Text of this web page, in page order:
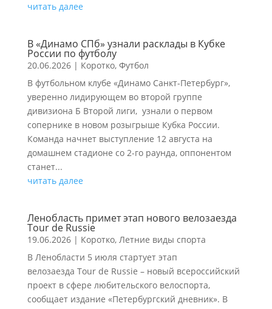
читать далее
В «Динамо СПб» узнали расклады в Кубке
России по футболу
20.06.2026| Коротко, Футбол
В футбольном клубе «Динамо Санкт-Петербург»,
уверенно лидирующем во второй группе
дивизиона Б Второй лиги, узнали о первом
сопернике в новом розыгрыше Кубка России.
Команда начнет выступление 12 августа на
домашнем стадионе со 2-го раунда, оппонентом
станет...
читать далее
Ленобласть примет этап нового велозаезда
Tour de Russie
19.06.2026| Коротко, Летние виды спорта
В Ленобласти 5 июля стартует этап
велозаезда Tour de Russie – новый всероссийский
проект в сфере любительского велоспорта,
сообщает издание «Петербургский дневник». В